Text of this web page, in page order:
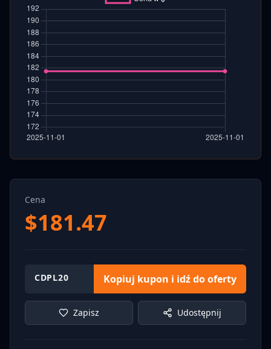
Cena
$181.47
CDPL20 Kopiuj kupon i idź do oferty
Zapisz Udostępnij